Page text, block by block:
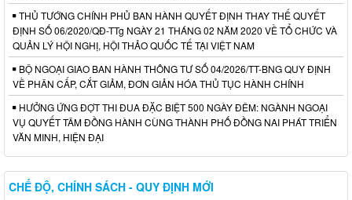
THỦ TƯỚNG CHÍNH PHỦ BAN HÀNH QUYẾT ĐỊNH THAY THẾ QUYẾT
ĐỊNH SỐ 06/2020/QĐ-TTg NGÀY 21 THÁNG 02 NĂM 2020 VỀ TỔ CHỨC VÀ
QUẢN LÝ HỘI NGHỊ, HỘI THẢO QUỐC TẾ TẠI VIỆT NAM
BỘ NGOẠI GIAO BAN HÀNH THÔNG TƯ SỐ 04/2026/TT-BNG QUY ĐỊNH
VỀ PHÂN CẤP, CẮT GIẢM, ĐƠN GIẢN HÓA THỦ TỤC HÀNH CHÍNH
HƯỞNG ỨNG ĐỢT THI ĐUA ĐẶC BIỆT 500 NGÀY ĐÊM: NGÀNH NGOẠI
VỤ QUYẾT TÂM ĐỒNG HÀNH CÙNG THÀNH PHỐ ĐỒNG NAI PHÁT TRIỂN
VĂN MINH, HIỆN ĐẠI
CHẾ ĐỘ, CHÍNH SÁCH - QUY ĐỊNH MỚI